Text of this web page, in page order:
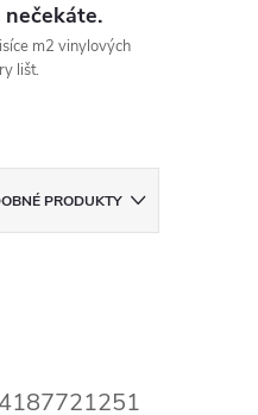
m2 vinylových
lišt.
PRODUKTY